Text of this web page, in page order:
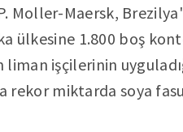
Moller-Maersk,
ülkesine 1.800 boş
işçilerinin
rekor miktarda soya